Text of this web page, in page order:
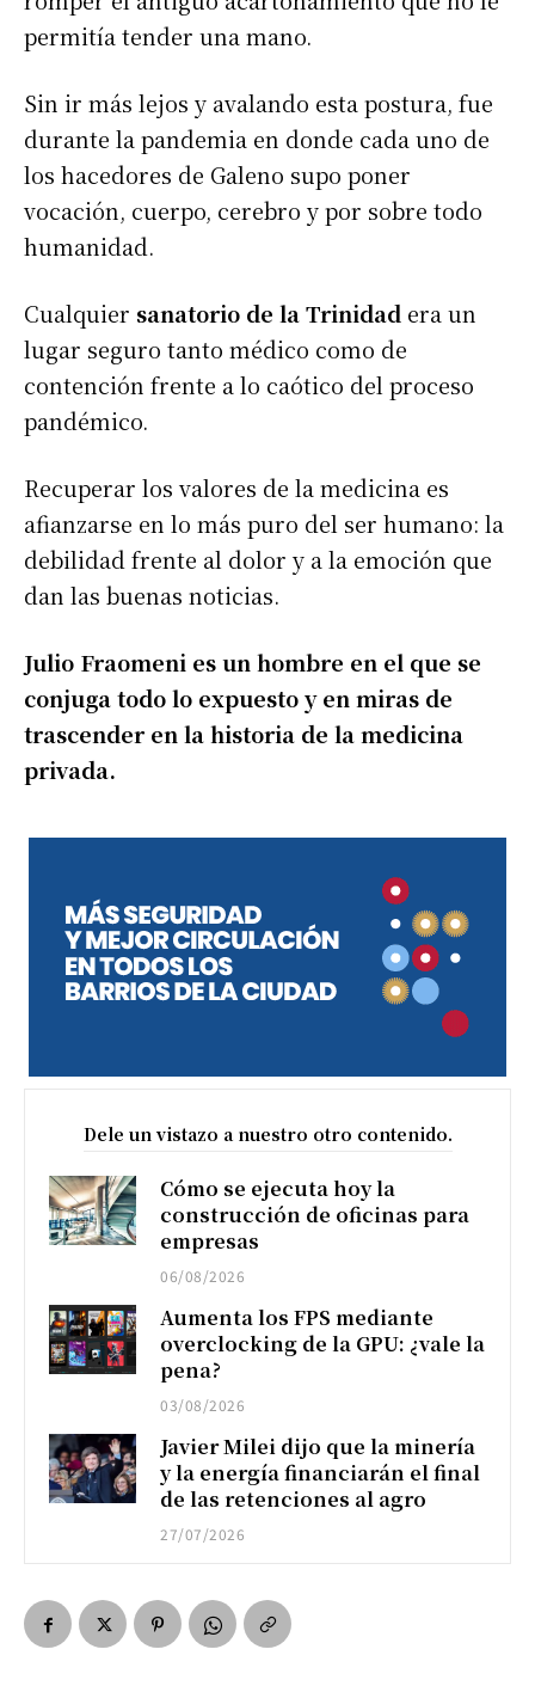
permitía tender una mano.
Sin ir más lejos y avalando esta postura, fue
durante la pandemia en donde cada uno de
los hacedores de Galeno supo poner
vocación, cuerpo, cerebro y por sobre todo
humanidad.
Cualquier sanatorio de la Trinidad era un
lugar seguro tanto médico como de
contención frente a lo caótico del proceso
pandémico.
Recuperar los valores de la medicina es
afianzarse en lo más puro del ser humano: la
debilidad frente al dolor y a la emoción que
dan las buenas noticias.
Julio Fraomeni es un hombre en el que se
conjuga todo lo expuesto y en miras de
trascender en la historia de la medicina
privada.
Dele un vistazo a nuestro otro contenido.
Cómo se ejecuta hoy la
construcción de oficinas para
empresas
06/08/2026
Aumenta los FPS mediante
overclocking de la GPU: ¿vale la
pena?
03/08/2026
Javier Milei dijo que la minería
y la energía financiarán el final
de las retenciones al agro
27/07/2026